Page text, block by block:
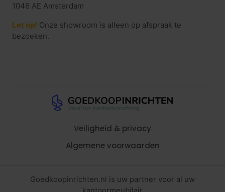
1046 AE Amsterdam
Let op! Onze showroom is alleen op afspraak te
bezoeken.
Veiligheid & privacy
Algemene voorwaarden
Goedkoopinrichten.nl is uw partner voor al uw
kantoormeubilair